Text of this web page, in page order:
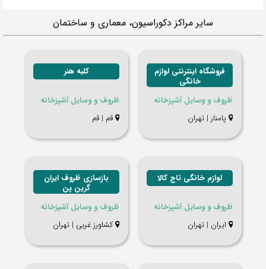
سایر مراکز دکوراسیون، معماری و ساختمان
فروشگاه اینترنتی لوازم
خانگی
ظروف و وسایل آشپزخانه
پامنار | تهران
کلبه هنر
ظروف و وسایل آشپزخانه
قم | قم
لوازم خانگی تاج کالا
ظروف و وسایل آشپزخانه
ایران | تهران
بازسازی ظروف ایران
گرین پن
ظروف و وسایل آشپزخانه
کشاورز غربی | تهران